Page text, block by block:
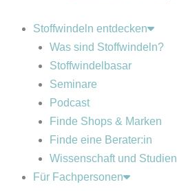
Stoffwindeln entdecken
Was sind Stoffwindeln?
Stoffwindelbasar
Seminare
Podcast
Finde Shops & Marken
Finde eine Berater:in
Wissenschaft und Studien
Für Fachpersonen